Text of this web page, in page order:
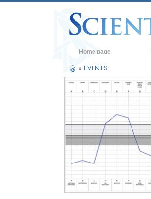
Home page
» EVENTS